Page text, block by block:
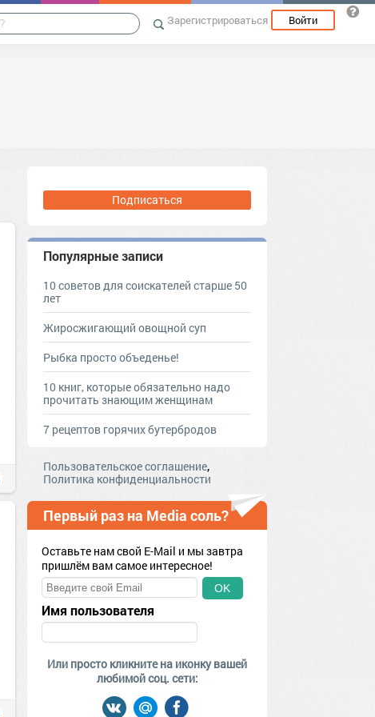
Зарегистрироваться Войти
Подписаться
Популярные записи
10 советов для соискателей старше 50
лет
Жиросжигающий овощной суп
Рыбка просто объеденье!
10 книг, которые обязательно надо
прочитать знающим женщинам
7 рецептов горячих бутербродов
Пользовательское соглашение,
Политика конфиденциальности
Первый раз на Media соль?
Оставьте нам свой E-Mail и мы завтра
пришлём вам самое интересное!
OK
Имя пользователя
Или просто кликните на иконку вашей
любимой соц. сети: